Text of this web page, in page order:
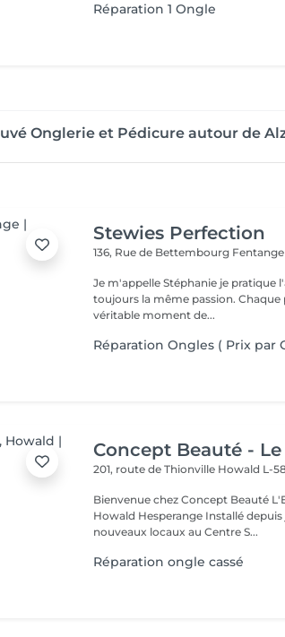
Réparation 1 Ongle
Onglerie et Pédicure autour de
Stewies Perfection
136, Rue de Bettembourg Fentange
Je m'appelle Stéphanie je pratique
toujours la même passion.
véritable moment de...
Réparation Ongles ( Prix par
Concept Beauté -
201, route de Thionville Howald L-
Bienvenue chez Concept Beauté L'Expérience Beauté & Bien-Être à
Howald Hesperange Installé
nouveaux locaux au Centre S...
Réparation ongle cassé